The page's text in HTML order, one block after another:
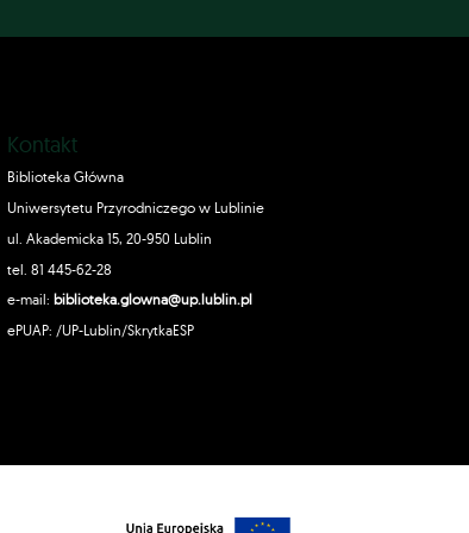
Kontakt
Biblioteka Główna
Uniwersytetu Przyrodniczego w Lublinie
ul. Akademicka 15, 20-950 Lublin
tel. 81 445-62-28
e-mail: biblioteka.glowna@up.lublin.pl
ePUAP: /UP-Lublin/SkrytkaESP